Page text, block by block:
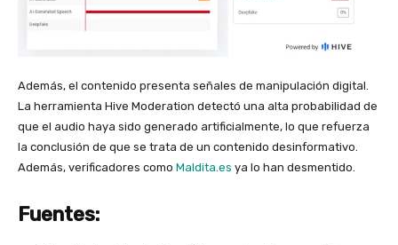
Además, el contenido presenta señales de manipulación digital.
La herramienta Hive Moderation detectó una alta probabilidad de
que el audio haya sido generado artificialmente, lo que refuerza
la conclusión de que se trata de un contenido desinformativo.
Además, verificadores como Maldita.es ya lo han desmentido.
Fuentes: